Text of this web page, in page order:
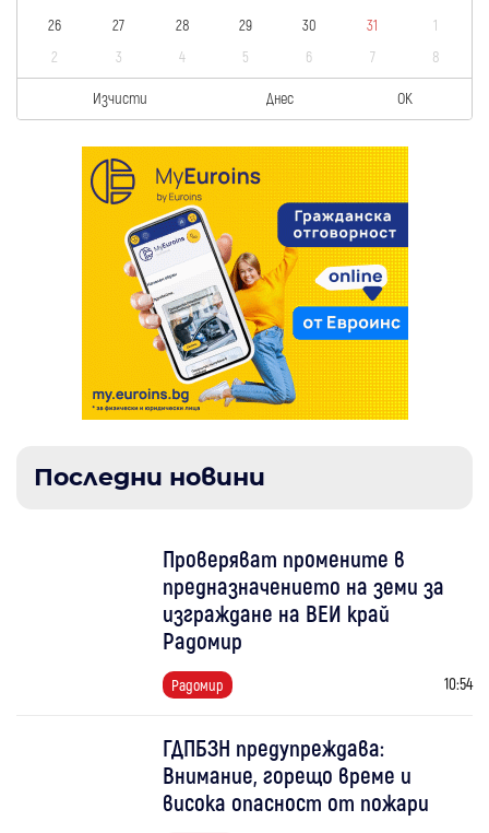
26
27 28 29 30 31
1
2
3 4 5 6 7 8
Изчисти Днес OK
Последни новини
Проверяват промените в
предназначението на земи за
изграждане на ВЕИ край
Радомир
Радомир 10:54
ГДПБЗН предупреждава:
Внимание, горещо време и
висока опасност от пожари